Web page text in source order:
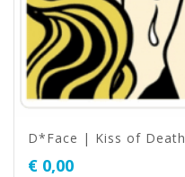
D*Face | Kiss of Death
€ 0,00